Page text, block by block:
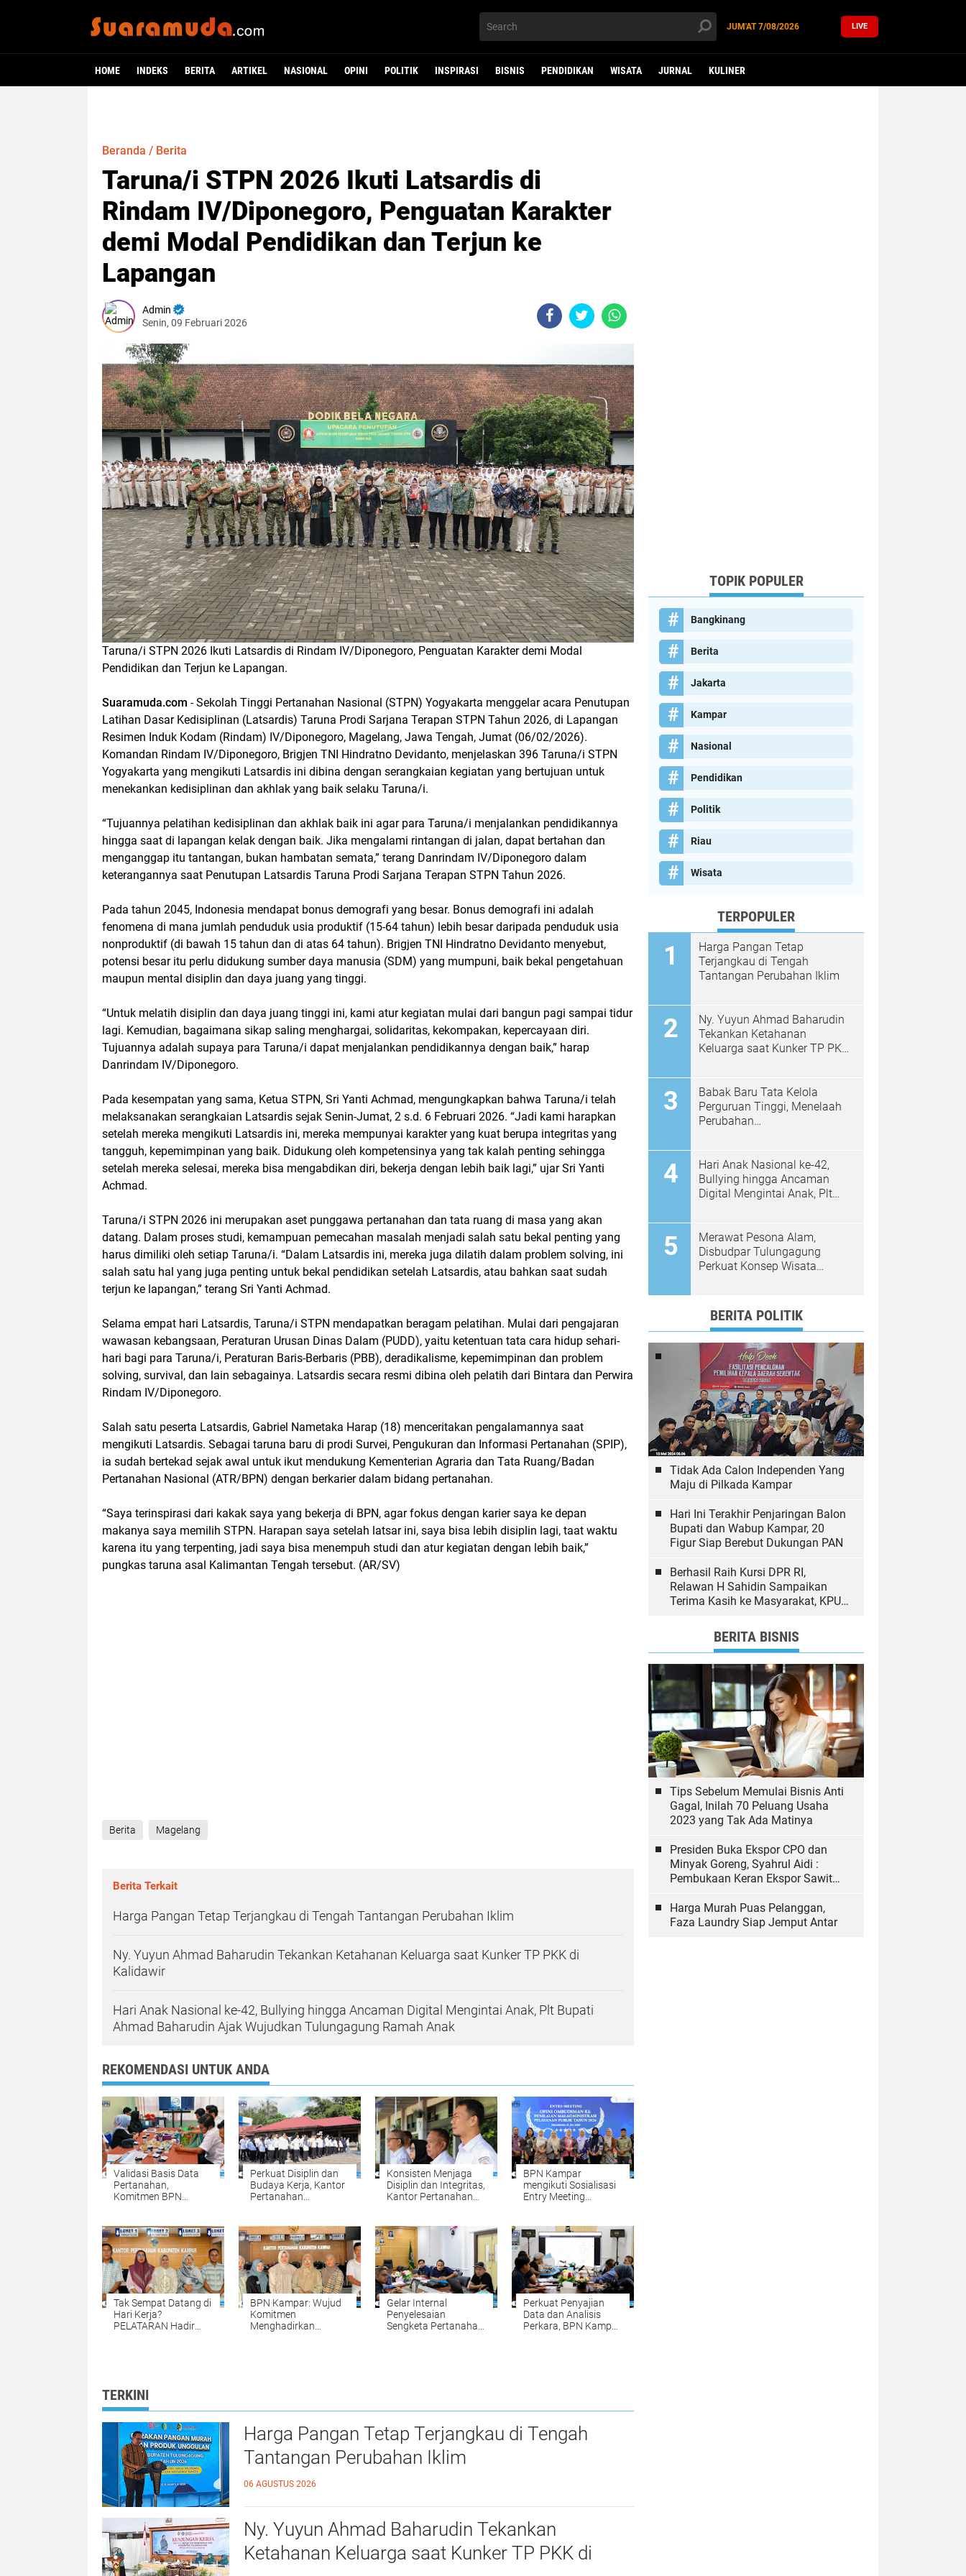
JUM'AT7/08/2026 LIVE
HOME INDEKS BERITA ARTIKEL NASIONAL OPINI POLITIK INSPIRASI BISNIS PENDIDIKAN WISATA JURNAL KULINER
Beranda / Berita
Taruna/i STPN 2026 Ikuti Latsardis di
Rindam IV/Diponegoro, Penguatan Karakter
demi Modal Pendidikan dan Terjun ke
Lapangan
Admin
Senin, 09 Februari 2026
Taruna/i STPN 2026 Ikuti Latsardis di Rindam IV/Diponegoro, Penguatan Karakter demi Modal
Pendidikan dan Terjun ke Lapangan.
Suaramuda.com - Sekolah Tinggi Pertanahan Nasional (STPN) Yogyakarta menggelar acara Penutupan
Latihan Dasar Kedisiplinan (Latsardis) Taruna Prodi Sarjana Terapan STPN Tahun 2026, di Lapangan
Resimen Induk Kodam (Rindam) IV/Diponegoro, Magelang, Jawa Tengah, Jumat (06/02/2026).
Komandan Rindam IV/Diponegoro, Brigjen TNI Hindratno Devidanto, menjelaskan 396 Taruna/i STPN
Yogyakarta yang mengikuti Latsardis ini dibina dengan serangkaian kegiatan yang bertujuan untuk
menekankan kedisiplinan dan akhlak yang baik selaku Taruna/i.
“Tujuannya pelatihan kedisiplinan dan akhlak baik ini agar para Taruna/i menjalankan pendidikannya
hingga saat di lapangan kelak dengan baik. Jika mengalami rintangan di jalan, dapat bertahan dan
menganggap itu tantangan, bukan hambatan semata,” terang Danrindam IV/Diponegoro dalam
keterangannya saat Penutupan Latsardis Taruna Prodi Sarjana Terapan STPN Tahun 2026.
Pada tahun 2045, Indonesia mendapat bonus demografi yang besar. Bonus demografi ini adalah
fenomena di mana jumlah penduduk usia produktif (15-64 tahun) lebih besar daripada penduduk usia
nonproduktif (di bawah 15 tahun dan di atas 64 tahun). Brigjen TNI Hindratno Devidanto menyebut,
potensi besar itu perlu didukung sumber daya manusia (SDM) yang mumpuni, baik bekal pengetahuan
maupun mental disiplin dan daya juang yang tinggi.
“Untuk melatih disiplin dan daya juang tinggi ini, kami atur kegiatan mulai dari bangun pagi sampai tidur
lagi. Kemudian, bagaimana sikap saling menghargai, solidaritas, kekompakan, kepercayaan diri.
Tujuannya adalah supaya para Taruna/i dapat menjalankan pendidikannya dengan baik,” harap
Danrindam IV/Diponegoro.
Pada kesempatan yang sama, Ketua STPN, Sri Yanti Achmad, mengungkapkan bahwa Taruna/i telah
melaksanakan serangkaian Latsardis sejak Senin-Jumat, 2 s.d. 6 Februari 2026. “Jadi kami harapkan
setelah mereka mengikuti Latsardis ini, mereka mempunyai karakter yang kuat berupa integritas yang
tangguh, kepemimpinan yang baik. Didukung oleh kompetensinya yang tak kalah penting sehingga
setelah mereka selesai, mereka bisa mengabdikan diri, bekerja dengan lebih baik lagi,” ujar Sri Yanti
Achmad.
Taruna/i STPN 2026 ini merupakan aset punggawa pertanahan dan tata ruang di masa yang akan
datang. Dalam proses studi, kemampuan pemecahan masalah menjadi salah satu bekal penting yang
harus dimiliki oleh setiap Taruna/i. “Dalam Latsardis ini, mereka juga dilatih dalam problem solving, ini
salah satu hal yang juga penting untuk bekal pendidikan setelah Latsardis, atau bahkan saat sudah
terjun ke lapangan,” terang Sri Yanti Achmad.
Selama empat hari Latsardis, Taruna/i STPN mendapatkan beragam pelatihan. Mulai dari pengajaran
wawasan kebangsaan, Peraturan Urusan Dinas Dalam (PUDD), yaitu ketentuan tata cara hidup sehari-
hari bagi para Taruna/i, Peraturan Baris-Berbaris (PBB), deradikalisme, kepemimpinan dan problem
solving, survival, dan lain sebagainya. Latsardis secara resmi dibina oleh pelatih dari Bintara dan Perwira
Rindam IV/Diponegoro.
Salah satu peserta Latsardis, Gabriel Nametaka Harap (18) menceritakan pengalamannya saat
mengikuti Latsardis. Sebagai taruna baru di prodi Survei, Pengukuran dan Informasi Pertanahan (SPIP),
ia sudah bertekad sejak awal untuk ikut mendukung Kementerian Agraria dan Tata Ruang/Badan
Pertanahan Nasional (ATR/BPN) dengan berkarier dalam bidang pertanahan.
“Saya terinspirasi dari kakak saya yang bekerja di BPN, agar fokus dengan karier saya ke depan
makanya saya memilih STPN. Harapan saya setelah latsar ini, saya bisa lebih disiplin lagi, taat waktu
karena itu yang terpenting, jadi saya bisa menempuh studi dan atur kegiatan dengan lebih baik,”
pungkas taruna asal Kalimantan Tengah tersebut. (AR/SV)
Berita Magelang
Berita Terkait
Harga Pangan Tetap Terjangkau di Tengah Tantangan Perubahan Iklim
Ny. Yuyun Ahmad Baharudin Tekankan Ketahanan Keluarga saat Kunker TP PKK di
Kalidawir
Hari Anak Nasional ke-42, Bullying hingga Ancaman Digital Mengintai Anak, Plt Bupati
Ahmad Baharudin Ajak Wujudkan Tulungagung Ramah Anak
REKOMENDASI UNTUK ANDA
Validasi Basis Data
Pertanahan,
Komitmen BPN
yang Tepat dan
Akurat Halo
Perkuat Disiplin dan
Budaya Kerja, Kantor
Pertanahan
sebagai Wujud
Komitmen
Meningkatkan
Kualitas Pelayanan
Konsisten Menjaga
Disiplin dan Integritas,
Kantor Pertanahan
sebagai Penguatan
Budaya Kerja
Organisasi
BPN Kampar
mengikuti Sosialisasi
Entry Meeting
2026 yang
diselenggarakan oleh
Ombudsman RI
Tak Sempat Datang di
Hari Kerja?
PELATARAN Hadir
BPN Kampar: Wujud
Komitmen
Menghadirkan
Gelar Internal
Penyelesaian
Sengketa Pertanahan:
Perkuat Penyajian
Data dan Analisis
Perkara, BPN Kampar
TERKINI
Harga Pangan Tetap Terjangkau di Tengah
Tantangan Perubahan Iklim
06 AGUSTUS 2026
Ny. Yuyun Ahmad Baharudin Tekankan
Ketahanan Keluarga saat Kunker TP PKK di
TOPIK POPULER
Bangkinang
Berita
Jakarta
Kampar
Nasional
Pendidikan
Politik
Riau
Wisata
TERPOPULER
Harga Pangan Tetap
Terjangkau di Tengah
Tantangan Perubahan Iklim
Ny. Yuyun Ahmad Baharudin
Tekankan Ketahanan
Keluarga saat Kunker TP PKK
Babak Baru Tata Kelola
Perguruan Tinggi, Menelaah
Perubahan
Hari Anak Nasional ke-42,
Bullying hingga Ancaman
Digital Mengintai Anak, Plt
Ramah Anak
Merawat Pesona Alam,
Disbudpar Tulungagung
Perkuat Konsep Wisata
BERITA POLITIK
Tidak Ada Calon Independen Yang
Maju di Pilkada Kampar
Hari Ini Terakhir Penjaringan Balon
Bupati dan Wabup Kampar, 20
Figur Siap Berebut Dukungan PAN
Berhasil Raih Kursi DPR RI,
Relawan H Sahidin Sampaikan
Terima Kasih ke Masyarakat, KPU
BERITA BISNIS
Tips Sebelum Memulai Bisnis Anti
Gagal, Inilah 70 Peluang Usaha
2023 yang Tak Ada Matinya
Presiden Buka Ekspor CPO dan
Minyak Goreng, Syahrul Aidi :
Pembukaan Keran Ekspor Sawit
Harga Murah Puas Pelanggan,
Faza Laundry Siap Jemput Antar